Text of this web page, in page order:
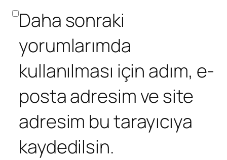
Daha sonraki
yorumlarımda
kullanılması için adım, e-
posta adresim ve site
adresim bu tarayıcıya
kaydedilsin.